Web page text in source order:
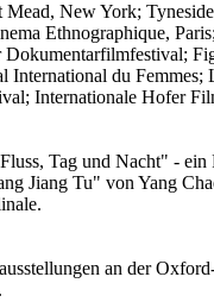
Mead, New York;
Ethnographique,
International du Femmes;
Internationale Hofer
Tag und Nacht" - ein
Jiang Tu" von Yang
an der